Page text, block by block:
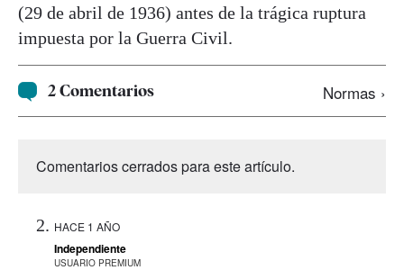
(29 de abril de 1936) antes de la trágica ruptura
impuesta por la Guerra Civil.
2 Comentarios Normas ›
Comentarios cerrados para este artículo.
HACE 1 AÑO
Independiente
USUARIO PREMIUM